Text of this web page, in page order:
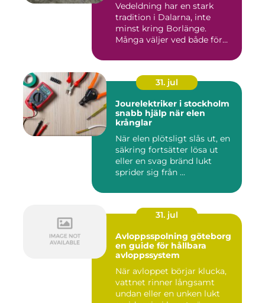
Vedeldning har en stark
tradition i Dalarna, inte
minst kring Borlänge.
Många väljer ved både för
31. jul
Jourelektriker i stockholm
snabb hjälp när elen
krånglar
När elen plötsligt slås ut, en
säkring fortsätter lösa ut
eller en svag bränd lukt
sprider sig från ...
31. jul
Avloppsspolning göteborg
en guide för hållbara
avloppssystem
När avloppet börjar klucka,
vattnet rinner långsamt
undan eller en unken lukt